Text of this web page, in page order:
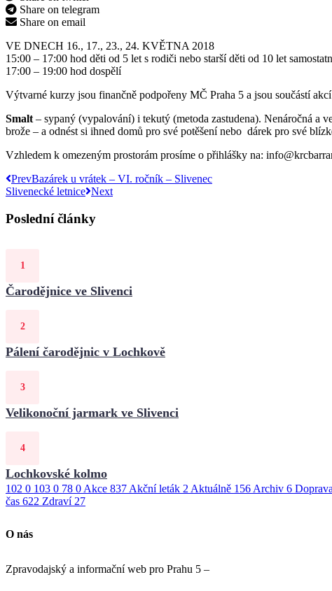
Share on telegram
Share on email
VE DNECH 16., 17., 23., 24. KVĚTNA 2018
15:00 – 17:00 hod děti od 5 let s rodiči nebo starší děti od 10 let
17:00 – 19:00 hod dospělí
Výtvarné kurzy jsou finančně podpořeny MČ Praha 5 a jsou součástí
Smalt – sypaný (vypalování) i tekutý (metoda zastudena). Nenáročná a
brože – a odnést si ihned domů pro své potěšení nebo dárek pro své
Vzhledem k omezeným prostorám prosíme o přihlášky na:
PrevBazárek u vrátek – VI. ročník – Slivenec
Slivenecké letnice Next
Poslední články
Čarodějnice ve Slivenci
Pálení čarodějnic v Lochkově
Velikonoční jarmark ve Slivenci
Lochkovské kolmo
102 0 103 0 78 0 Akce 837 Akční leták 2 Aktuálně 156 Archiv 6 Doprava
čas 622 Zdraví 27
O nás
Zpravodajský a informační web pro Prahu 5 –